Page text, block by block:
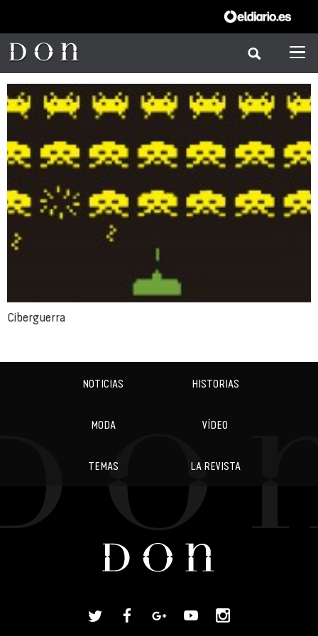
Ciberguerra
NOTICIAS HISTORIAS
MODA VÍDEO
TEMAS LA REVISTA